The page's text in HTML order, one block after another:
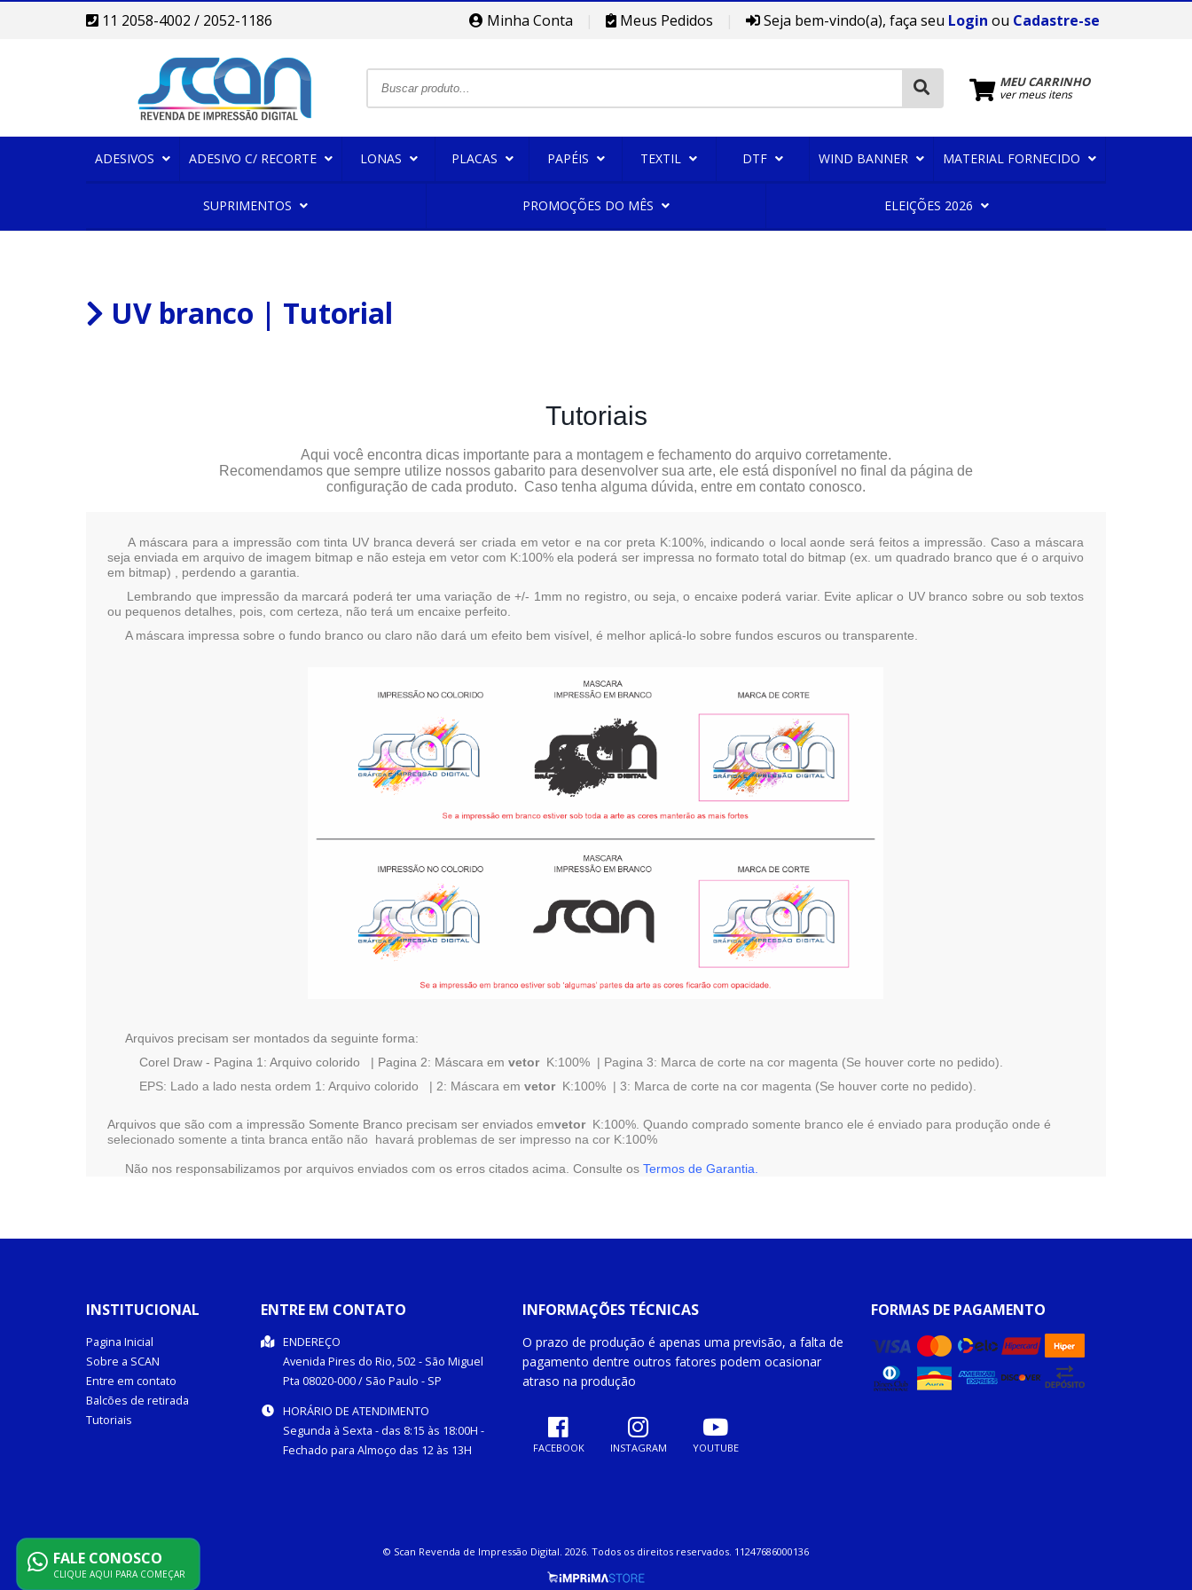
11 2058-4002 / 2052-1186 Minha Conta Meus Pedidos Seja bem-vindo(a), faça seu Login ou Cadastre-se
MEU CARRINHO
ver meus itens
ADESIVOS ADESIVO C/ RECORTE LONAS PLACAS PAPÉIS TEXTIL DTF WIND BANNER MATERIAL FORNECIDO
SUPRIMENTOS PROMOÇÕES DO MÊS ELEIÇÕES 2026
UV branco | Tutorial
Tutoriais
Aqui você encontra dicas importante para a montagem e fechamento do arquivo corretamente.
Recomendamos que sempre utilize nossos gabarito para desenvolver sua arte, ele está disponível no final da página de
configuração de cada produto. Caso tenha alguma dúvida, entre em contato conosco.
A máscara para a impressão com tinta UV branca deverá ser criada em vetor e na cor preta K:100%, indicando o local aonde será feitos a impressão. Caso a máscara
seja enviada em arquivo de imagem bitmap e não esteja em vetor com K:100% ela poderá ser impressa no formato total do bitmap (ex. um quadrado branco que é o arquivo
em bitmap) , perdendo a garantia.
Lembrando que impressão da marcará poderá ter uma variação de +/- 1mm no registro, ou seja, o encaixe poderá variar. Evite aplicar o UV branco sobre ou sob textos
ou pequenos detalhes, pois, com certeza, não terá um encaixe perfeito.
A máscara impressa sobre o fundo branco ou claro não dará um efeito bem visível, é melhor aplicá-lo sobre fundos escuros ou transparente.
Arquivos precisam ser montados da seguinte forma:
Corel Draw - Pagina 1: Arquivo colorido | Pagina 2: Máscara em vetor K:100% | Pagina 3: Marca de corte na cor magenta (Se houver corte no pedido).
EPS: Lado a lado nesta ordem 1: Arquivo colorido | 2: Máscara em vetor K:100% | 3: Marca de corte na cor magenta (Se houver corte no pedido).
Arquivos que são com a impressão Somente Branco precisam ser enviados emvetor K:100%. Quando comprado somente branco ele é enviado para produção onde é
selecionado somente a tinta branca então não havará problemas de ser impresso na cor K:100%
Não nos responsabilizamos por arquivos enviados com os erros citados acima. Consulte os Termos de Garantia.
INSTITUCIONAL
Pagina Inicial
Sobre a SCAN
Entre em contato
Balcões de retirada
Tutoriais
ENTRE EM CONTATO
ENDEREÇO
Avenida Pires do Rio, 502 - São Miguel
Pta 08020-000/ São Paulo - SP
HORÁRIO DE ATENDIMENTO
Segunda à Sexta - das 8:15 às 18:00H -
Fechado para Almoço das 12 às 13H
INFORMAÇÕES TÉCNICAS
O prazo de produção é apenas uma previsão, a falta de
pagamento dentre outros fatores podem ocasionar
atraso na produção
FACEBOOK INSTAGRAM YOUTUBE
FORMAS DE PAGAMENTO
© Scan Revenda de Impressão Digital. 2026. Todos os direitos reservados. 11247686000136
FALE CONOSCO
CLIQUE AQUI PARA COMEÇAR